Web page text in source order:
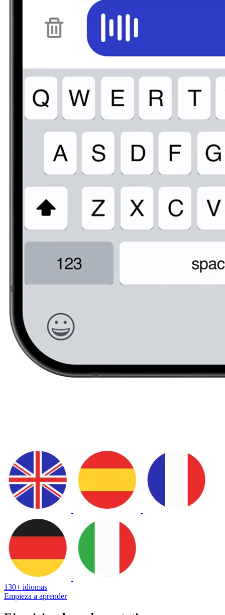
130+ idiomas
Empieza a aprender